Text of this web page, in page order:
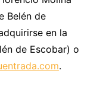
Belén de
en la
de Escobar) o
.